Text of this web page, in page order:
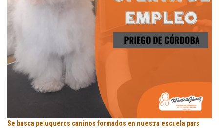
Se
Se busca peluqueros caninos formados en nuestra escuela pars